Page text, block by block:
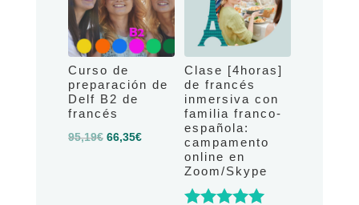
Curso de
preparación de
Delf B2 de
francés
95,19€ El
66,35€El
Clase [4horas]
de francés
inmersiva con
familia franco-
española:
campamento
online en
Zoom/Skype